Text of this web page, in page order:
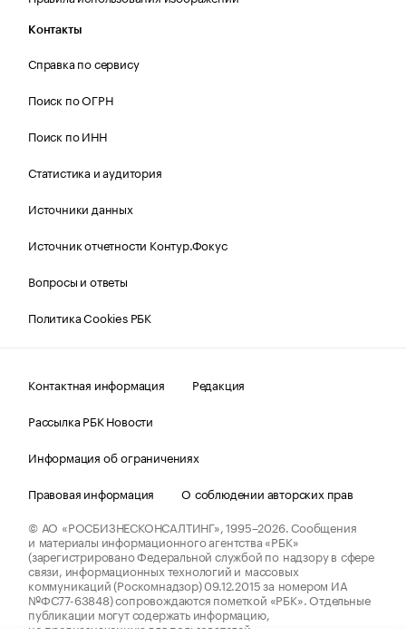
Контакты
Справка по сервису
Поиск по ОГРН
Поиск по ИНН
Статистика и аудитория
Источники данных
Источник отчетности Контур.Фокус
Вопросы и ответы
Политика Cookies РБК
Контактная информация
Редакция
Рассылка РБК Новости
Информация об ограничениях
Правовая информация
О соблюдении авторских прав
© АО «РОСБИЗНЕСКОНСАЛТИНГ»,1995–2026.Сообщения
и материалы информационного агентства «РБК»
(зарегистрировано Федеральной службой по надзору в сфере
связи, информационных технологий и массовых
коммуникаций (Роскомнадзор) 09.12.2015 за номером ИА
№ФС77-63848) сопровождаются пометкой «РБК». Отдельные
публикации могут содержать информацию,
не предназначенную для пользователей